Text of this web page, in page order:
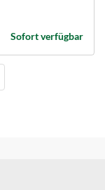
Sofort verfügbar